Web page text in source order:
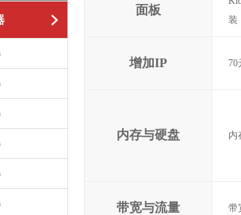
面板
装
增加IP 70
内存与硬盘 内
带宽与流量 带